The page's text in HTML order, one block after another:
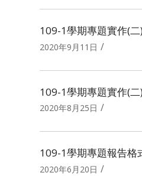
109-1學期專題實作(
2020年9月11日 /
109-1學期專題實作(
2020年8月25日 /
109-1學期專題報告格
2020年6月20日 /